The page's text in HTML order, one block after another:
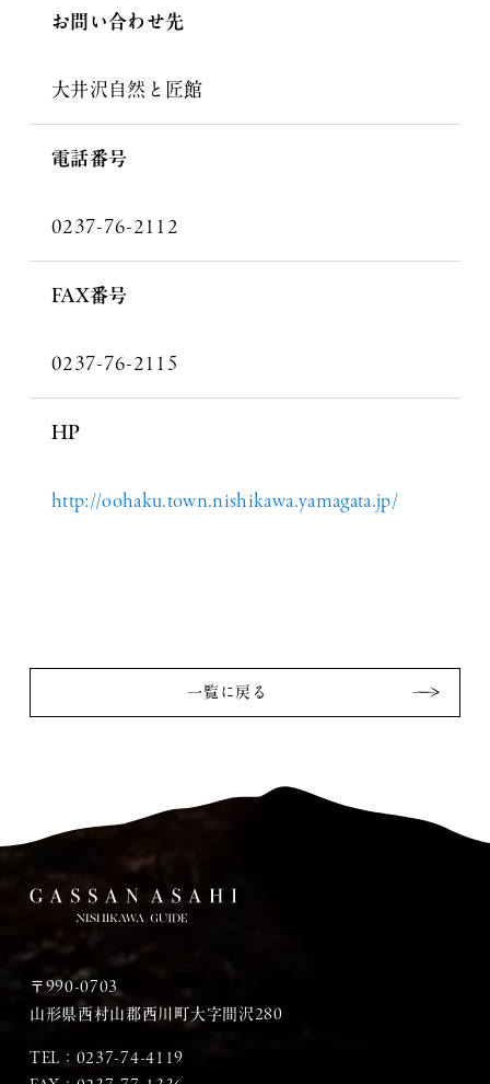
お問い合わせ先
大井沢自然と匠館
電話番号
0237-76-2112
FAX番号
0237-76-2115
HP
http://oohaku.town.nishikawa.yamagata.jp/
一覧に戻る
〒990-0703
山形県西村山郡西川町大字間沢280
TEL： 0237-74-4119